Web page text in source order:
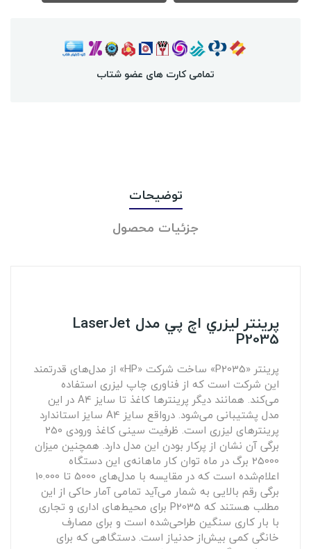
تمامی کارت های عضو شتاب
توضیحات
جزئیات محصول
پرينتر ليزري اچ پي مدل LaserJet
P2035
پرینتر «P2035» ساخت شرکت «HP» از مدل‌های قدرتمند
این شرکت است که از فناوری چاپ لیزری استفاده
می‌کند. همانند دیگر پرینترها کاغذ تا سایز A4 در این
مدل پشتیبانی می‌شود. درواقع سایز A4 سایز استاندارد
پرینترهای لیزری است. ظرفیت سینی کاغذ ورودی 250
برگی آن نشان از پرکار بودن این مدل دارد. همچنین میزان
25000 برگ در ماه توان کار ماهانه‌ی این دستگاه
اعلام‌شده است که در مقایسه با مدل‌های 5000 تا 10.000
برگی رقم بالایی به شمار می‌آید تمامی آمار حاکی از این
مطلب هستند که P2035 برای محیط‌های اداری و تجاری
با بار کاری سنگین طراحی‌شده است و برای مصارف
خانگی کمی بیش‌از حدنیاز است. دستگاهی که برای